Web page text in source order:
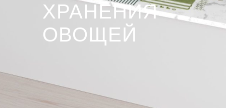
ХРАНЕНИЯ
ОВОЩЕЙ